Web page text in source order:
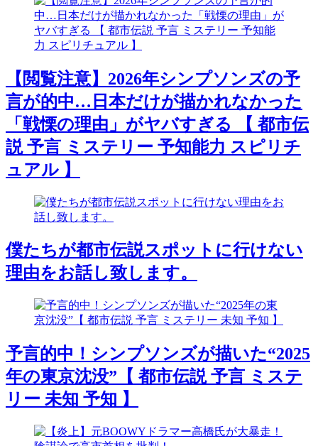
【閲覧注意】2026年シンプソンズの予
言が的中…日本だけが描かれなかった
「戦慄の理由」がヤバすぎる 【 都市伝
説 予言 ミステリー 予知能力 スピリチ
ュアル 】
僕たちが都市伝説スポットに行けない
理由をお話し致します。
予言的中！シンプソンズが描いた“2025
年の東京沈没”【 都市伝説 予言 ミステ
リー 未知 予知 】